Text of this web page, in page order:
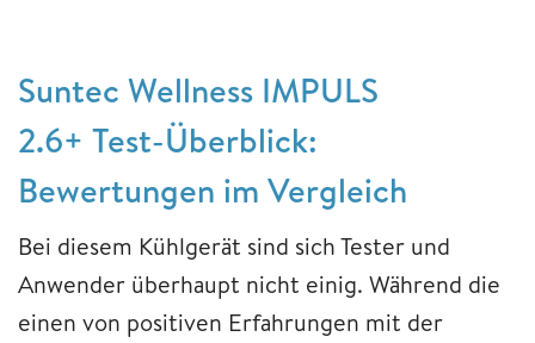
Suntec Wellness IMPULS
2.6+ Test-Überblick:
Bewertungen im Vergleich
Bei diesem Kühlgerät sind sich Tester und
Anwender überhaupt nicht einig. Während die
einen von positiven Erfahrungen mit der